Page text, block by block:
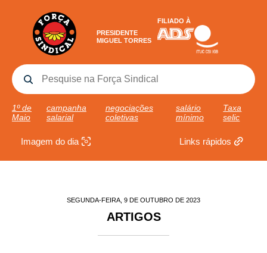
PRESIDENTE
MIGUEL TORRES
FILIADO À
1º de
Maio
campanha
salarial
negociações
coletivas
salário
mínimo
Taxa
selic
Imagem do dia Links rápidos
SEGUNDA-FEIRA, 9 DE OUTUBRO DE 2023
ARTIGOS